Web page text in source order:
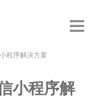
程序解决方案
小程序解